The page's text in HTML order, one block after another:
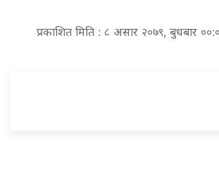
प्रकाशित मिति : ८ असार २०७९, बुधबार